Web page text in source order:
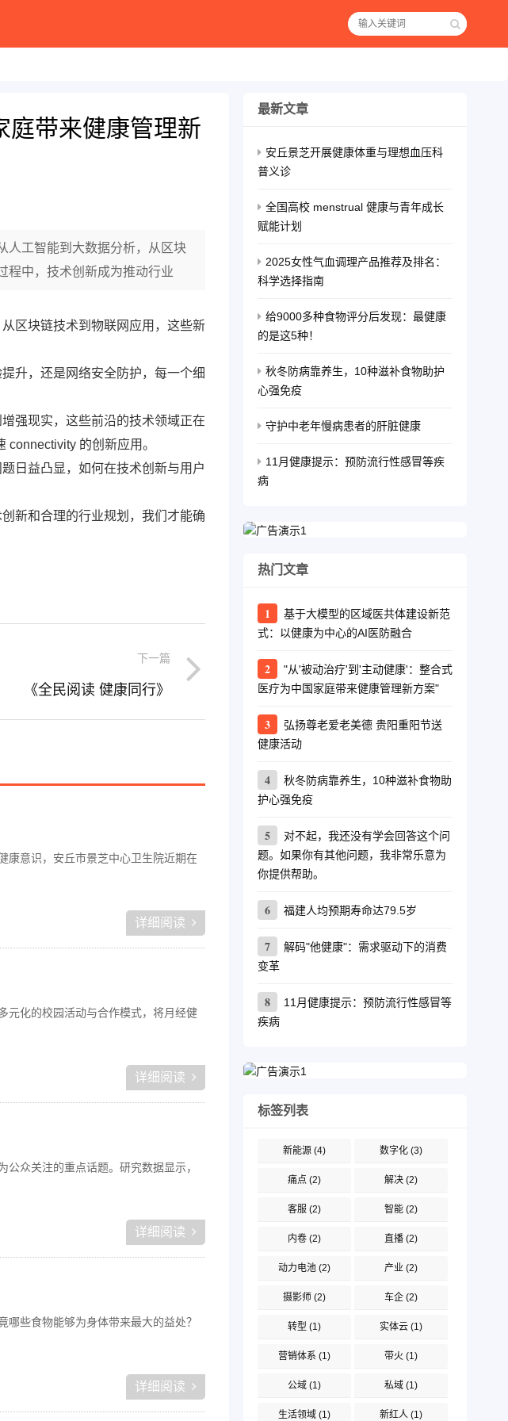
庭带来健康管理新
人工智能到大数据分析，从区块
程中，技术创新成为推动行业
区块链技术到物联网应用，这些新
升，还是网络安全防护，每一个细
强现实，这些前沿的技术领域正在
的创新应用。
日益凸显，如何在技术创新与用户
新和合理的行业规划，我们才能确
下一篇
《全民阅读 健康同行》
康意识，安丘市景芝中心卫生院近期在
详细阅读
元化的校园活动与合作模式，将月经健
详细阅读
众关注的重点话题。研究数据显示，
详细阅读
些食物能够为身体带来最大的益处？
详细阅读
最新文章
安丘景芝开展健康体重与理想血压科
普义诊
全国高校 menstrual 健康与青年成长
赋能计划
2025女性气血调理产品推荐及排名：
科学选择指南
给9000多种食物评分后发现：最健康
的是这5种！
秋冬防病靠养生，10种滋补食物助护
心强免疫
守护中老年慢病患者的肝脏健康
11月健康提示：预防流行性感冒等疾
病
热门文章
1
基于大模型的区域医共体建设新范
式：以健康为中心的AI医防融合
2
"从'被动治疗'到'主动健康'：整合式
医疗为中国家庭带来健康管理新方案"
3
弘扬尊老爱老美德 贵阳重阳节送
健康活动
4
秋冬防病靠养生，10种滋补食物助
护心强免疫
5
对不起，我还没有学会回答这个问
题。如果你有其他问题，我非常乐意为
你提供帮助。
6 福建人均预期寿命达79.5岁
7
解码"他健康"：需求驱动下的消费
变革
8
11月健康提示：预防流行性感冒等
疾病
标签列表
新能源 (4) 数字化 (3)
痛点 (2) 解决 (2)
客服 (2) 智能 (2)
内卷 (2) 直播 (2)
动力电池 (2) 产业 (2)
摄影师 (2) 车企 (2)
转型 (1) 实体云 (1)
营销体系 (1) 带火 (1)
公域 (1) 私域 (1)
生活领域 (1) 新红人 (1)